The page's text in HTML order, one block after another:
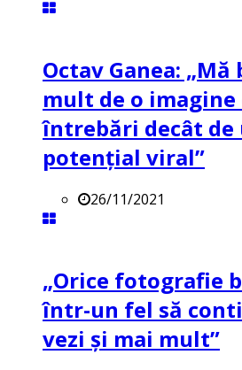
Octav Ganea:
mult de o imagine
întrebări decât de
potenţial viral”
26/11/2021
„Orice fotografie
într-un fel să
vezi și mai mult”